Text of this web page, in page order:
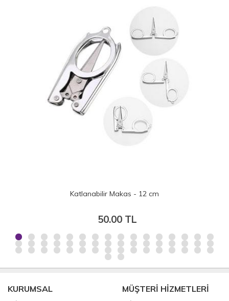
Katlanabilir Makas - 12 cm
50.00 TL
KURUMSAL MÜŞTERİ HİZMETLERİ